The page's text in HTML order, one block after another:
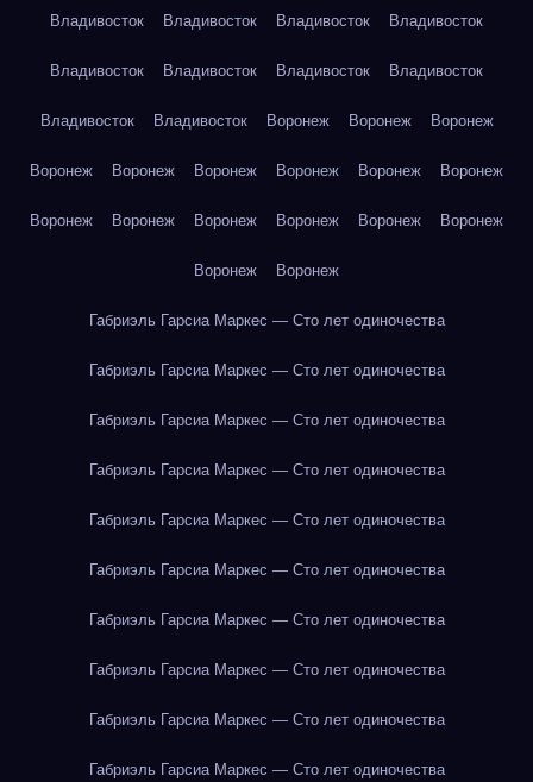
Владивосток Владивосток Владивосток Владивосток
Владивосток Владивосток Владивосток Владивосток
Владивосток Владивосток Воронеж Воронеж Воронеж
Воронеж Воронеж Воронеж Воронеж Воронеж Воронеж
Воронеж Воронеж Воронеж Воронеж Воронеж Воронеж
Воронеж Воронеж
Габриэль Гарсиа Маркес — Сто лет одиночества
Габриэль Гарсиа Маркес — Сто лет одиночества
Габриэль Гарсиа Маркес — Сто лет одиночества
Габриэль Гарсиа Маркес — Сто лет одиночества
Габриэль Гарсиа Маркес — Сто лет одиночества
Габриэль Гарсиа Маркес — Сто лет одиночества
Габриэль Гарсиа Маркес — Сто лет одиночества
Габриэль Гарсиа Маркес — Сто лет одиночества
Габриэль Гарсиа Маркес — Сто лет одиночества
Габриэль Гарсиа Маркес — Сто лет одиночества